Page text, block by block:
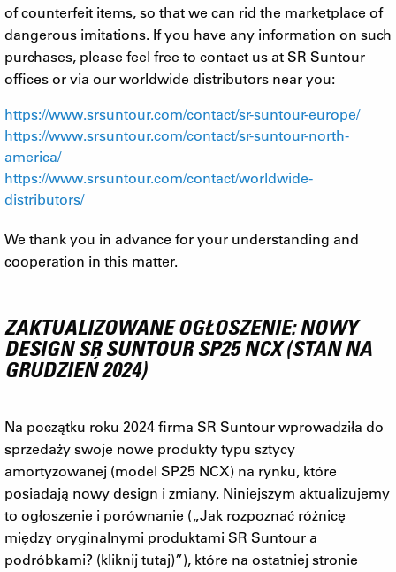
of counterfeit items, so that we can rid the marketplace of
dangerous imitations. If you have any information on such
purchases, please feel free to contact us at SR Suntour
offices or via our worldwide distributors near you:
https://www.srsuntour.com/contact/sr-suntour-europe/
https://www.srsuntour.com/contact/sr-suntour-north-
america/
https://www.srsuntour.com/contact/worldwide-
distributors/
We thank you in advance for your understanding and
cooperation in this matter.
ZAKTUALIZOWANE OGŁOSZENIE: NOWY
DESIGN SR SUNTOUR SP25 NCX (STAN NA
GRUDZIEŃ 2024)
Na początku roku 2024 firma SR Suntour wprowadziła do
sprzedaży swoje nowe produkty typu sztycy
amortyzowanej (model SP25 NCX) na rynku, które
posiadają nowy design i zmiany. Niniejszym aktualizujemy
to ogłoszenie i porównanie („Jak rozpoznać różnicę
między oryginalnymi produktami SR Suntour a
podróbkami? (kliknij tutaj)”), które na ostatniej stronie